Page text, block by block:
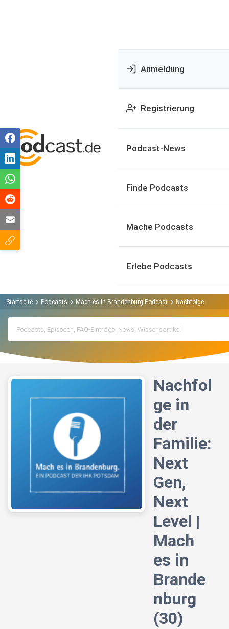
Anmeldung
Registrierung
Podcast-News
Finde Podcasts
Mache Podcasts
Erlebe Podcasts
Startseite Podcasts Mach es in Brandenburg Podcast Nachfolge in der
Nachfol
ge in
der
Familie:
Next
Gen,
Next
Level |
Mach
es in
Brande
nburg
(30)